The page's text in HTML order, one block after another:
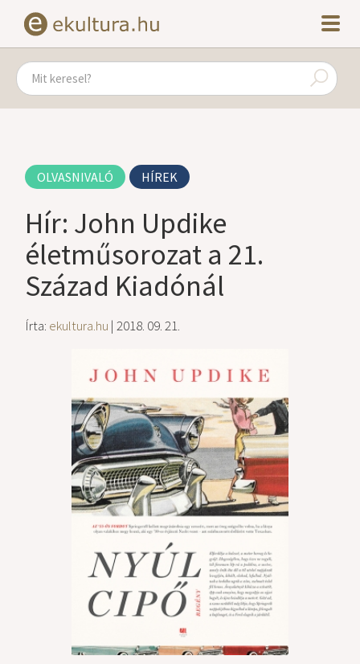
OLVASNIVALÓ HÍREK
Hír: John Updike
életműsorozat a 21.
Század Kiadónál
Írta: ekultura.hu | 2018. 09. 21.